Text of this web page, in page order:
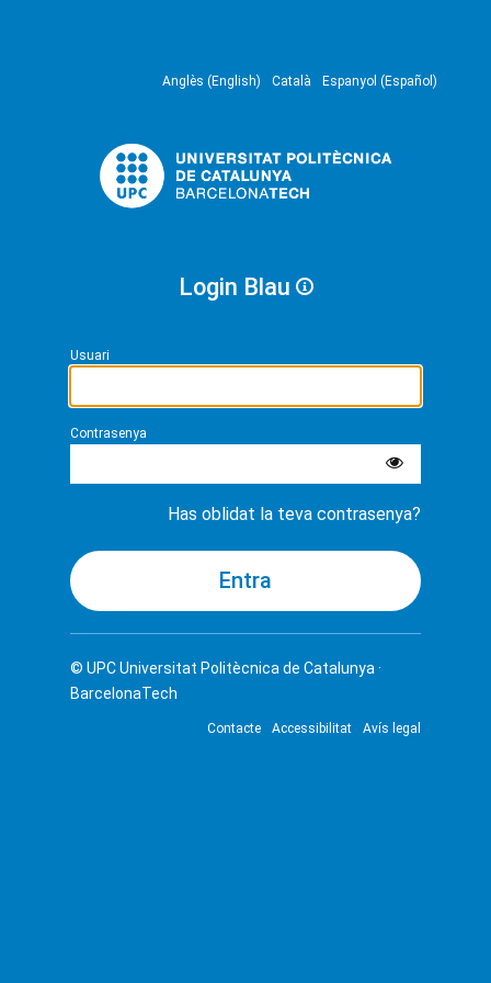
Anglès (English) Català Espanyol (Español)
Login Blau
Usuari
Contrasenya
Has oblidat la teva contrasenya?
© UPCUniversitat Politècnica de Catalunya ·
BarcelonaTech
Contacte Accessibilitat Avís legal